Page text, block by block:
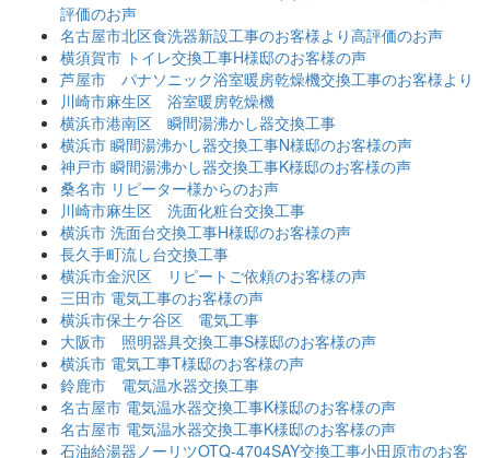
評価のお声
名古屋市北区食洗器新設工事のお客様より高評価のお声
横須賀市 トイレ交換工事H様邸のお客様の声
芦屋市 パナソニック浴室暖房乾燥機交換工事のお客様より
川崎市麻生区 浴室暖房乾燥機
横浜市港南区 瞬間湯沸かし器交換工事
横浜市 瞬間湯沸かし器交換工事N様邸のお客様の声
神戸市 瞬間湯沸かし器交換工事K様邸のお客様の声
桑名市 リピーター様からのお声
川崎市麻生区 洗面化粧台交換工事
横浜市 洗面台交換工事H様邸のお客様の声
長久手町流し台交換工事
横浜市金沢区 リピートご依頼のお客様の声
三田市 電気工事のお客様の声
横浜市保土ケ谷区 電気工事
大阪市 照明器具交換工事S様邸のお客様の声
横浜市 電気工事T様邸のお客様の声
鈴鹿市 電気温水器交換工事
名古屋市 電気温水器交換工事K様邸のお客様の声
名古屋市 電気温水器交換工事K様邸のお客様の声
石油給湯器ノーリツOTQ-4704SAY交換工事小田原市のお客